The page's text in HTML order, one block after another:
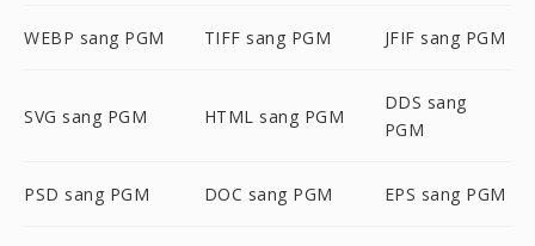
WEBP sang PGM TIFF sang PGM JFIF sang PGM
SVG sang PGM HTML sang PGM
DDS sang
PGM
PSD sang PGM DOC sang PGM EPS sang PGM